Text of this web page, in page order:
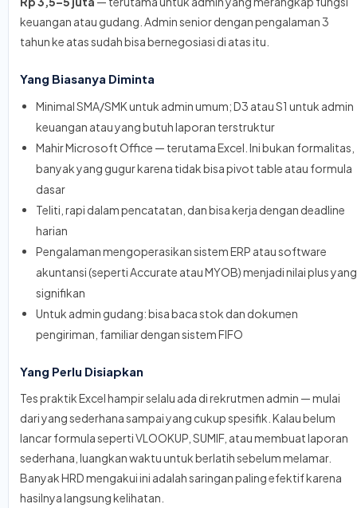
keuangan atau gudang. Admin senior dengan pengalaman 3
tahun ke atas sudah bisa bernegosiasi di atas itu.
Yang Biasanya Diminta
Minimal SMA/SMK untuk admin umum; D3 atau S1 untuk admin
keuangan atau yang butuh laporan terstruktur
Mahir Microsoft Office — terutama Excel. Ini bukan formalitas,
banyak yang gugur karena tidak bisa pivot table atau formula
dasar
Teliti, rapi dalam pencatatan, dan bisa kerja dengan deadline
harian
Pengalaman mengoperasikan sistem ERP atau software
akuntansi (seperti Accurate atau MYOB) menjadi nilai plus yang
signifikan
Untuk admin gudang: bisa baca stok dan dokumen
pengiriman, familiar dengan sistem FIFO
Yang Perlu Disiapkan
Tes praktik Excel hampir selalu ada di rekrutmen admin — mulai
dari yang sederhana sampai yang cukup spesifik. Kalau belum
lancar formula seperti VLOOKUP, SUMIF, atau membuat laporan
sederhana, luangkan waktu untuk berlatih sebelum melamar.
Banyak HRD mengakui ini adalah saringan paling efektif karena
hasilnya langsung kelihatan.